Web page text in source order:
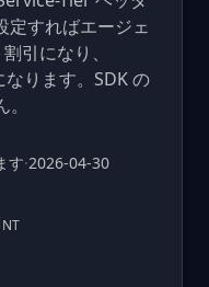
定すればエージェ
引になり、
ります。SDK の
す·2026-04-30